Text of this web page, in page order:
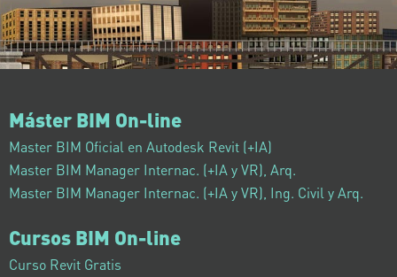
Máster BIM On-line
Master BIM Oficial en Autodesk Revit (+IA)
Master BIM Manager Internac. (+IA y VR), Arq.
Master BIM Manager Internac. (+IA y VR), Ing. Civil y Arq.
Cursos BIM On-line
Curso Revit Gratis